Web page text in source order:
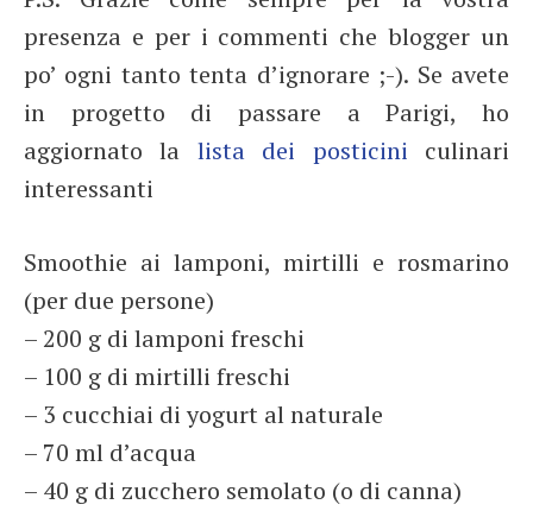
presenza e per i commenti che blogger un
po’ ogni tanto tenta d’ignorare ;-). Se avete
in progetto di passare a Parigi, ho
aggiornato la lista dei posticini culinari
interessanti
Smoothie ai lamponi, mirtilli e rosmarino
(per due persone)
– 200 g di lamponi freschi
– 100 g di mirtilli freschi
– 3 cucchiai di yogurt al naturale
– 70 ml d’acqua
– 40 g di zucchero semolato (o di canna)